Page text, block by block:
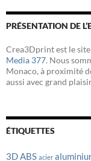
PRÉSENTATION DE
Crea3Dprint est le
Media 377. Nous
Monaco, à proximité
aussi avec grand
ÉTIQUETTES
3DABS acier